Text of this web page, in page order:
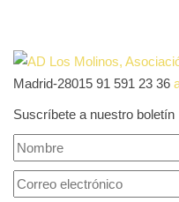
Madrid-28015 91 591 23 36
Suscríbete a nuestro boletín